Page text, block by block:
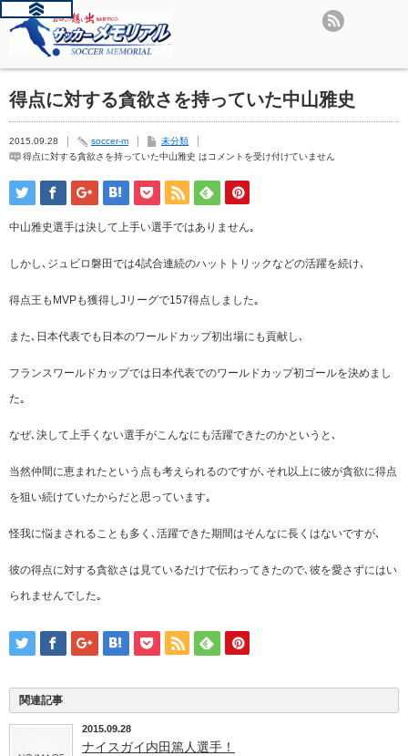
得点に対する貪欲さを持っていた中山雅史
2015.09.28 soccer-m
未分類
得点に対する貪欲さを持っていた中山雅史 はコメントを受け付けていません
中山雅史選手は決して上手い選手ではありません｡
しかし､ジュビロ磐田では4試合連続のハットトリックなどの活躍を続け､
得点王もMVPも獲得しJリーグで157得点しました｡
また､日本代表でも日本のワールドカップ初出場にも貢献し､
フランスワールドカップでは日本代表でのワールドカップ初ゴールを決めまし
た｡
なぜ､決して上手くない選手がこんなにも活躍できたのかというと､
当然仲間に恵まれたという点も考えられるのですが､それ以上に彼が貪欲に得点
を狙い続けていたからだと思っています｡
怪我に悩まされることも多く､活躍できた期間はそんなに長くはないですが､
彼の得点に対する貪欲さは見ているだけで伝わってきたので､彼を愛さずにはい
られませんでした｡
関連記事
2015.09.28
ナイスガイ内田篤人選手！